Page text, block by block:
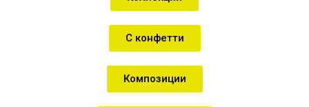
С конфетти
Композиции